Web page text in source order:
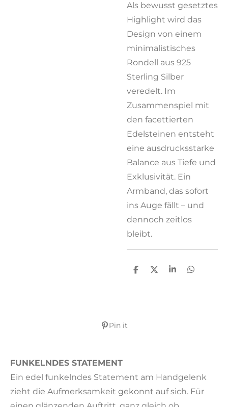
Als bewusst gesetztes
Highlight wird das
Design von einem
minimalistisches
Rondell aus 925
Sterling Silber
veredelt. Im
Zusammenspiel mit
den facettierten
Edelsteinen entsteht
eine ausdrucksstarke
Balance aus Tiefe und
Exklusivität. Ein
Armband, das sofort
ins Auge fällt – und
dennoch zeitlos
bleibt.
T
T
T
T
Pin it
FUNKELNDES STATEMENT
Ein edel funkelndes Statement am Handgelenk
zieht die Aufmerksamkeit gekonnt auf sich. Für